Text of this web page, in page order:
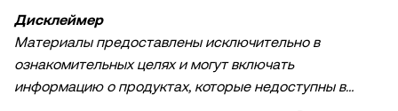
Дисклеймер
Материалы предоставлены исключительно в
ознакомительных целях и могут включать
информацию о продуктах, которые недоступны в